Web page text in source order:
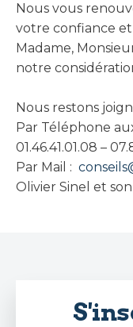
Nous vous
votre confiance
Madame,
notre
Nous restons
Par Téléphone
01.46.41.01.08 –
Par Mail :
Olivier Sinel et